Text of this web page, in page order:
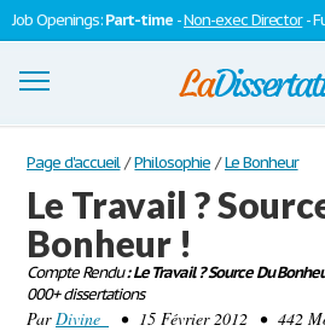
Job Openings:Part-time -Non-exec Director-
Dissertations
S'inscrire
Se connecter
Contactez-nous
Page d'accueil / Philosophie / Le Bonheur
Le Travail ?
Bonheur !
Compte Rendu: Le Travail ? Source Du
000+ dissertations
ParDivine_
• 15 Février 2012 • 442